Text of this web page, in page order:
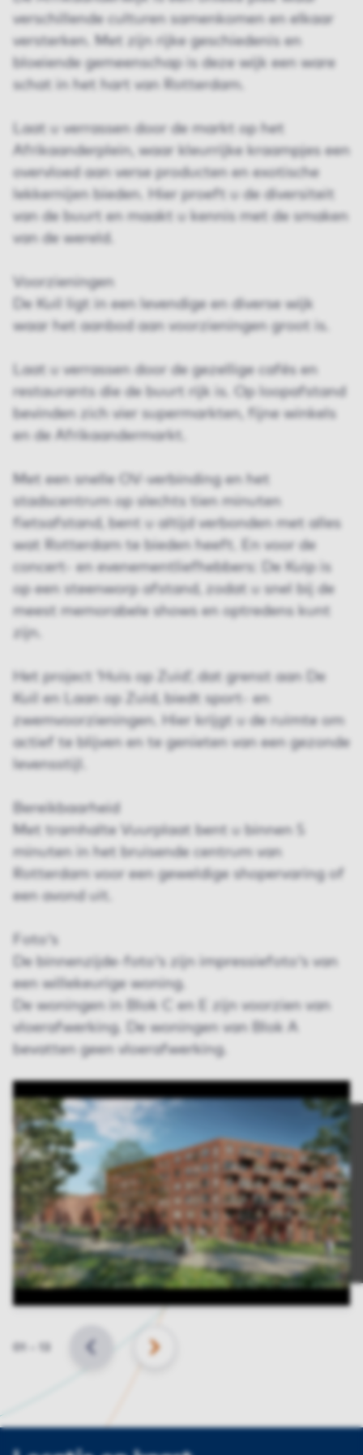
verschillende culturen samenkomen en elkaar
versterken. Met zijn rijke geschiedenis en
bloeiende gemeenschap is deze wijk een ware
schat in het hart van Rotterdam.
Laat u verrassen door de markt op het
Afrikaanderplein, waar kleurrijke kraampjes een
overvloed aan verse producten en exotische
lekkernijen bieden. Hier proeft u de diversiteit
van de buurt en maakt u kennis met de smaken
van de wereld.
Voorzieningen
De Kuil ligt in een levendige en diverse wijk
waar het aanbod aan voorzieningen groot is.
Laat u verrassen door de gezellige cafés en
restaurants die de buurt rijk is. Op loopafstand
bevinden zich vier supermarkten, fijne winkels
en de Afrikaandermarkt.
Met een snelle OV-verbinding en het
stadscentrum op slechts tien minuten
fietsafstand, bent u altijd verbonden met alles
wat Rotterdam te bieden heeft. En voor de
concert- en evenementliefhebbers: De Kuip is
op een steenworp afstand, zodat u snel bij de
meest memorabele shows en optredens kunt
zijn.
Het project ‘Huis op Zuid’, dat grenst aan De
Kuil en Laan op Zuid, biedt sport- en
zwemvoorzieningen. Hier krijgt u de ruimte om
actief te blijven en te genieten van een gezonde
levensstijl.
Bereikbaarheid
Met tramhalte Vuurplaat bent u binnen 5
minuten in het bruisende centrum van
Rotterdam voor een geweldige shopervaring of
een avond uit.
Foto's
De binnenzijde-foto's zijn impressiefoto's van
een willekeurige woning.
De woningen in Blok C en E zijn voorzien van
vloerafwerking. De woningen van Blok A
bevatten geen vloerafwerking.
Slide
VORIGE VOLGENDE